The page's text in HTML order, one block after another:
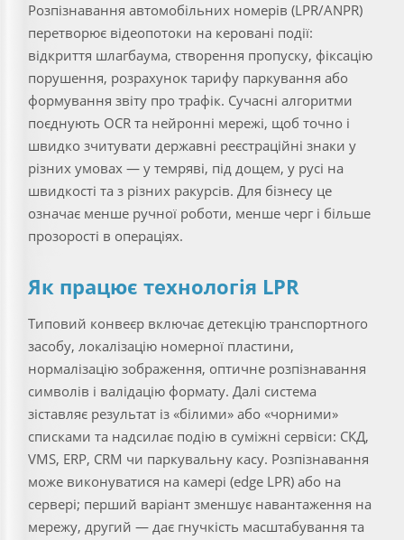
Розпізнавання автомобільних номерів (LPR/ANPR)
перетворює відеопотоки на керовані події:
відкриття шлагбаума, створення пропуску, фіксацію
порушення, розрахунок тарифу паркування або
формування звіту про трафік. Сучасні алгоритми
поєднують OCR та нейронні мережі, щоб точно і
швидко зчитувати державні реєстраційні знаки у
різних умовах — у темряві, під дощем, у русі на
швидкості та з різних ракурсів. Для бізнесу це
означає менше ручної роботи, менше черг і більше
прозорості в операціях.
Як працює технологія LPR
Типовий конвеєр включає детекцію транспортного
засобу, локалізацію номерної пластини,
нормалізацію зображення, оптичне розпізнавання
символів і валідацію формату. Далі система
зіставляє результат із «білими» або «чорними»
списками та надсилає подію в суміжні сервіси: СКД,
VMS, ERP, CRM чи паркувальну касу. Розпізнавання
може виконуватися на камері (edge LPR) або на
сервері; перший варіант зменшує навантаження на
мережу, другий — дає гнучкість масштабування та